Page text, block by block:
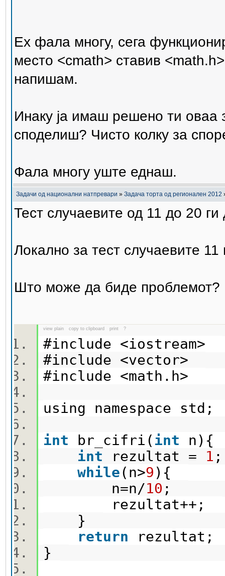
Ех фала многу, сега
место <cmath> ставив
напишам.
Инаку ја имаш решено ти
споделиш? Чисто колку за
Фала многу уште еднаш.
Задачи од национални натпревари » Задача торта од регионален 2012
Тест случаевите од 11 до 20
Локално за тест случаевите
Што може да биде проблемот?
view plain copy to clipboard print ?
#include <iostream>
#include <vector>
#include <math.h>
using namespace
int br_cifri( int
int rezultat = 1
while(n>9 ){
n=n/10 ;
rezultat++;
}
return
}